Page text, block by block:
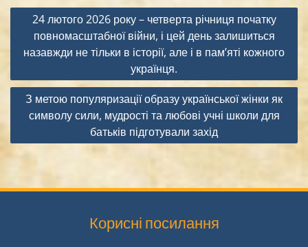
Навігація
записів
24 лютого 2026 року – четверта річниця початку
повномасштабної війни, і цей день залишиться
назавжди не тільки в історії, але і в пам’яті кожного
українця.
З метою популяризації образу української жінки як
символу сили, мудрості та любові учні школи для
батьків підготували захід
Корисні посилання